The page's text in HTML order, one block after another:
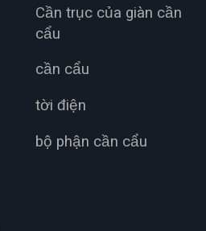
Cần trục của giàn cần
cẩu
cần cẩu
tời điện
bộ phận cần cẩu